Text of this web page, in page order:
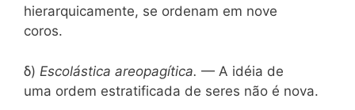
hierarquicamente, se ordenam em nove
coros.
δ) Escolástica areopagítica. — A idéia de
uma ordem estratificada de seres não é nova.